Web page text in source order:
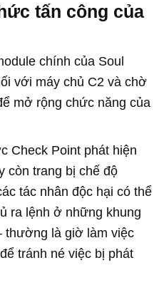
tấn công của
chính của Soul
với máy chủ C2 và chờ
mở rộng chức năng của
Check Point phát hiện
còn trang bị chế độ
tác nhân độc hại có thể
ra lệnh ở những khung
thường là giờ làm việc
tránh né việc bị phát